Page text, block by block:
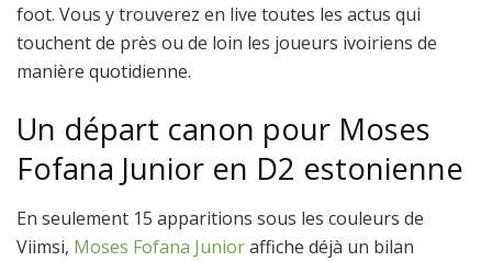
foot. Vous y trouverez en live toutes les actus qui
touchent de près ou de loin les joueurs ivoiriens de
manière quotidienne.
Un départ canon pour Moses
Fofana Junior en D2 estonienne
En seulement 15 apparitions sous les couleurs de
Viimsi, Moses Fofana Junioraffiche déjà un bilan